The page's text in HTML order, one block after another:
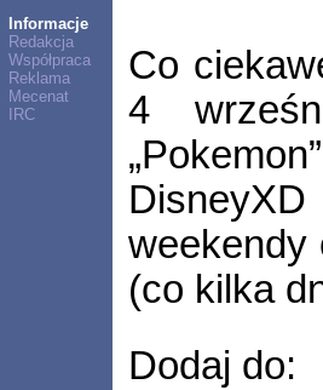
Informacje
Redakcja
Współpraca
Reklama
Mecenat
IRC
Co
4
weekendy
(co kilka
Dodaj do: